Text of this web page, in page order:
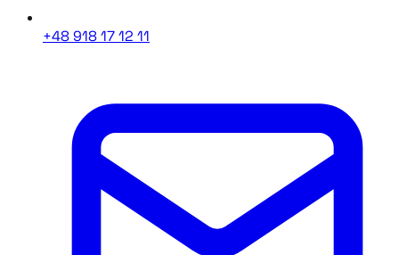
+48 918 17 12 11